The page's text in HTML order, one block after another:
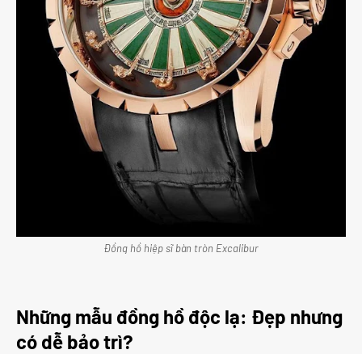
Đồng hồ hiệp sĩ bàn tròn Excalibur
Những mẫu đồng hồ độc lạ: Đẹp nhưng
có dễ bảo trì?